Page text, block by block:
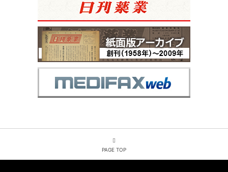
PAGE TOP